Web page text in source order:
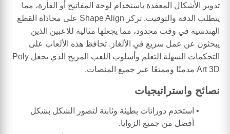
تدوير الأشكال المعقدة باستخدام لوحة المفاتيح أو الفأرة، مما
يتطلب الدقة والتوقيت. تركز Shape Align على محاذاة القطع
الهندسية في وقت محدود، مما يجعلها مثالية للاعبين الذين
يبحثون عن عمل سريع في الألغاز. تحافظ هذه الألعاب على
التحكمات السهلة التعلم وأسلوب اللعب المريح الذي يجعل Poly
Art 3D مدمنًا وممتعًا عبر جميع المنصات.
نصائح واستراتيجيات
استخدم دورانات بطيئة وثابتة لتصور الشكل بشكل
أفضل من جميع الزوايا.